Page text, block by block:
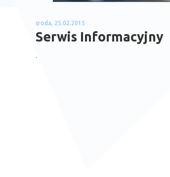
środa, 25.02.2015
Serwis Informacyjny
.